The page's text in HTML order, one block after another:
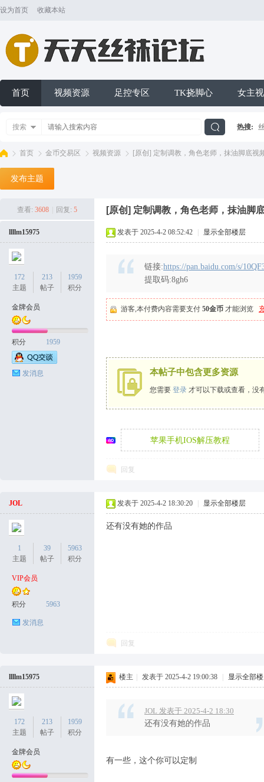
设为首页 收藏本站
首页 视频资源 足控专区 TK挠脚心 女主
搜索 热搜:
首页 金币交易区 视频资源
›
[原创] 定制调教，角色老师，抹油脚底视
发布主题
查看: 3608 回复: 5 [原创] 定制调教，角色老师，抹油脚
llllm15975
172
主题
213
帖子
1959
积分
金牌会员
积分 1959
发消息
发表于 2025-4-2 08:52:42 显示全部楼层
链接:https://pan.baidu.com/s/
提取码:8gh6
游客,本付费内容需要支付 50金币 才能浏览
本帖子中包含更多资源
您需要 登录 才可以下载或查看，没
苹果手机IOS解压教程
回复
JOL
1
主题
39
帖子
5963
积分
VIP会员
积分 5963
发消息
发表于 2025-4-2 18:30:20 显示全部楼层
还有没有她的作品
回复
llllm15975
172
主题
213
帖子
1959
积分
金牌会员
楼主 发表于 2025-4-2 19:00:38 显示全部
JOL 发表于 2025-4-2 18:30
还有没有她的作品
有一些，这个你可以定制